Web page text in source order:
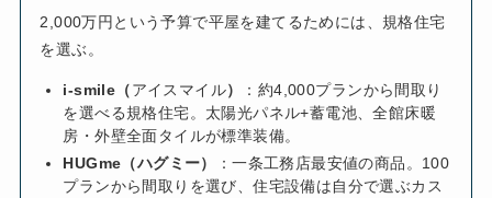
2,000万円という予算で平屋を建てるためには、規格住宅
を選ぶ。
i-smile（アイスマイル）
：約4,000プランから間取り
を選べる規格住宅。太陽光パネル+蓄電池、全館床暖
房・外壁全面タイルが標準装備。
HUGme（ハグミー）
：一条工務店最安値の商品。100
プランから間取りを選び、住宅設備は自分で選ぶカス